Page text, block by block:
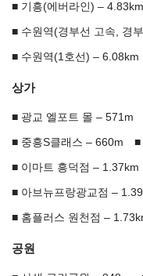
기흥(에버라인) – 4.83km
수원역(경부선 고속, 경
수원역(1호선) – 6.08km
상가
광교 엘포트 몰 – 571m
중흥S클래스 – 660m
이마트 흥덕점 – 1.37km
아브뉴프랑광교점 –
홈플러스 원천점 –
공원